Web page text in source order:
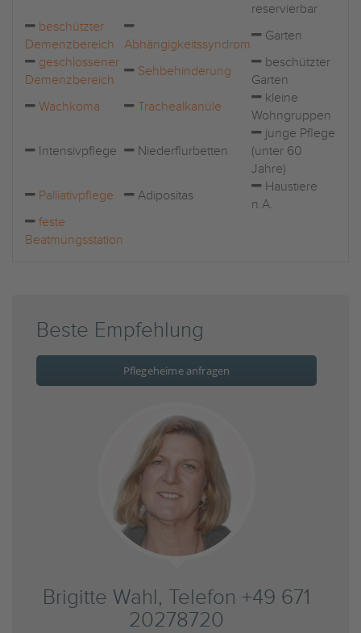
reservierbar
beschützter
Demenzbereich
Abhängigkeitssyndrom
Garten
geschlossener
Demenzbereich
Sehbehinderung
beschützter
Garten
Wachkoma
Trachealkanüle
kleine
Wohngruppen
Intensivpflege Niederflurbetten
junge Pflege
(unter 60
Jahre)
Palliativpflege
Adipositas
Haustiere
n.A.
feste
Beatmungsstation
Beste Empfehlung
Pflegeheime anfragen
Brigitte Wahl, Telefon +49 671
20278720